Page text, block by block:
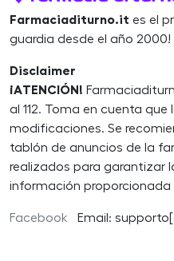
Farmaciaditurno.it es el
guardia desde el año 2000!
Disclaimer
¡ATENCIÓN!
al 112. Toma en cuenta
modificaciones. Se
tablón de anuncios de la
realizados para garantizar
información proporcionada
Facebook Email: